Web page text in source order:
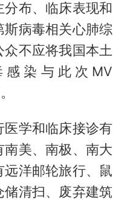
布、临床表现和
病毒相关心肺综
不应将我国本土
染与此次MV
学和临床接诊有
美、南极、南大
洋邮轮旅行、鼠
清扫、废弃建筑